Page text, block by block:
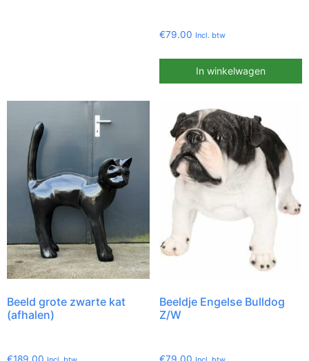
€79.00 Incl. btw
In winkelwagen
Beeld grote zwarte kat
(afhalen)
Beeldje Engelse Bulldog
Z/W